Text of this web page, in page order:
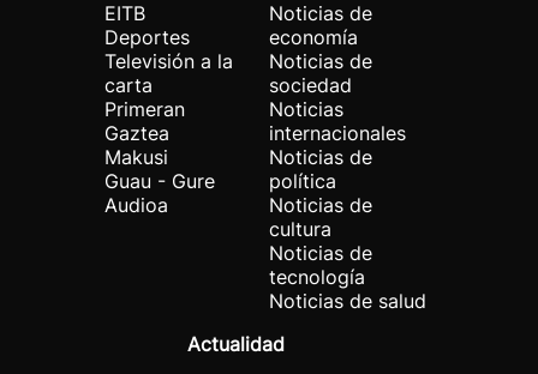
EITB
Deportes
Televisión a la
carta
Primeran
Gaztea
Makusi
Guau - Gure
Audioa
Noticias de
economía
Noticias de
sociedad
Noticias
internacionales
Noticias de
política
Noticias de
cultura
Noticias de
tecnología
Noticias de salud
Actualidad